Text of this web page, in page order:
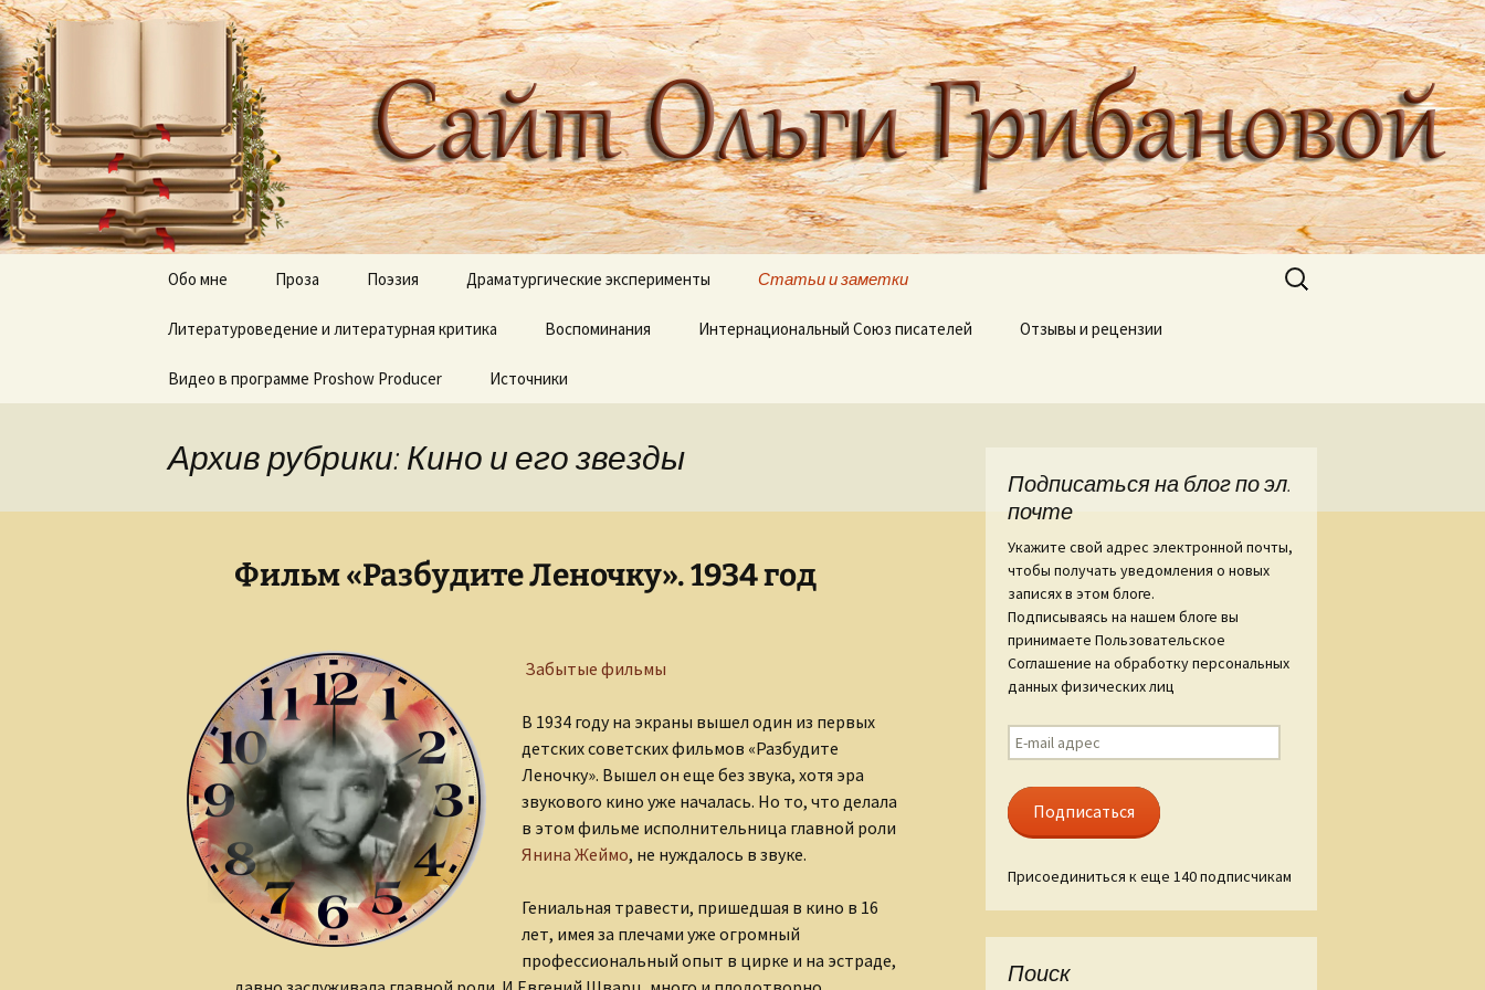
Перейти
к
содержимому
Сайт Ольги Грибановой
Творческое пространство писателя, поэта, публициста, литературоведа Ольги Грибановой
Обо мне Проза
Дерево апостола Луки
Луч и Лучина
Слепые и прозревшие
Поэзия
Отражения, тени и сны
Песни
Драматургические эксперименты Статьи и заметки
Блестящий XVIII век
Золотой век русской
Легенды о чудовищах
Мастера
изобразительного
искусства
Музыка и музыканты
Литературоведение и литературная критика
В дебрях книжных
полок
О моих книгах
По следам «Слова о
Слагаемые стиха
Воспоминания Интернациональный Союз писателей Отзывы и рецензии
Видео в программе Proshow Producer
Proshow Producer для
Источники
Найти:
Архив рубрики: Кино и его звезды
Фильм «Разбудите Леночку». 1934 год
Забытые фильмы
В 1934 году на экраны вышел один из первых
детских советских фильмов «Разбудите
Леночку». Вышел он еще без звука, хотя эра
звукового кино уже началась. Но то, что делала
в этом фильме исполнительница главной роли
Янина Жеймо, не нуждалось в звуке.
Гениальная травести, пришедшая в кино в 16
лет, имея за плечами уже огромный
профессиональный опыт в цирке и на эстраде,
Подписаться на блог по эл.
почте
Укажите свой адрес электронной почты,
чтобы получать уведомления о новых
записях в этом блоге.
Подписываясь на нашем блоге вы
принимаете Пользовательское
Соглашение на обработку персональных
данных физических лиц
E-
mail
Подписаться
Присоединиться к еще 140 подписчикам
Поиск